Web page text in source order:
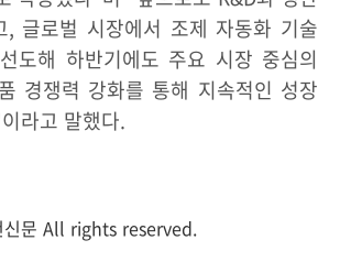
, 글로벌 시장에서 조제 자동화 기술
도해 하반기에도 주요 시장 중심의
경쟁력 강화를 통해 지속적인 성장
라고 말했다.
문 All rights reserved.